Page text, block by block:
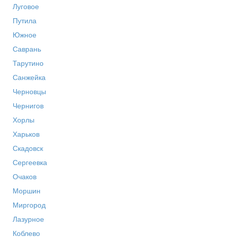
Луговое
Путила
Южное
Саврань
Тарутино
Санжейка
Черновцы
Чернигов
Хорлы
Харьков
Скадовск
Сергеевка
Очаков
Моршин
Миргород
Лазурное
Коблево